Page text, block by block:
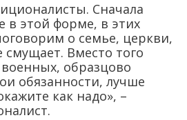
Сначала
в этой форме, в этих
о семье, церкви,
Вместо того
образцово
обязанности, лучше
как надо», –